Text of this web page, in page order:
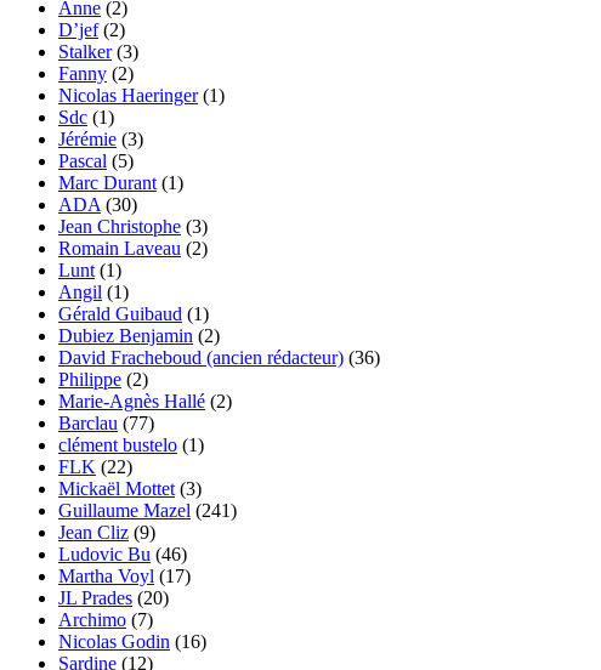
Anne (2)
D’jef(2)
Stalker(3)
Fanny (2)
Nicolas Haeringer(1)
Sdc (1)
Jérémie (3)
Pascal (5)
Marc Durant (1)
ADA (30)
Jean Christophe (3)
Romain Laveau (2)
Lunt (1)
Angil (1)
Gérald Guibaud (1)
Dubiez Benjamin (2)
David Fracheboud (ancien rédacteur) (36)
Philippe (2)
Marie-Agnès Hallé (2)
Barclau (77)
clément bustelo (1)
FLK (22)
Mickaël Mottet (3)
Guillaume Mazel (241)
Jean Cliz (9)
Ludovic Bu (46)
Martha Voyl (17)
JL Prades (20)
Archimo (7)
Nicolas Godin (16)
Sardine (12)